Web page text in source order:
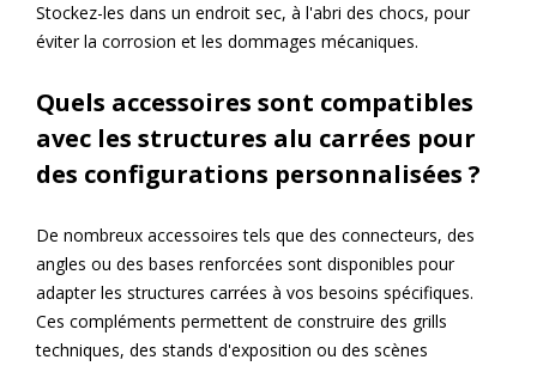
Stockez-les dans un endroit sec, à l'abri des chocs, pour
éviter la corrosion et les dommages mécaniques.
Quels accessoires sont compatibles
avec les structures alu carrées pour
des configurations personnalisées ?
De nombreux accessoires tels que des connecteurs, des
angles ou des bases renforcées sont disponibles pour
adapter les structures carrées à vos besoins spécifiques.
Ces compléments permettent de construire des grills
techniques, des stands d'exposition ou des scènes